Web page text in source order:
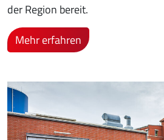
der Region bereit.
Mehr erfahren